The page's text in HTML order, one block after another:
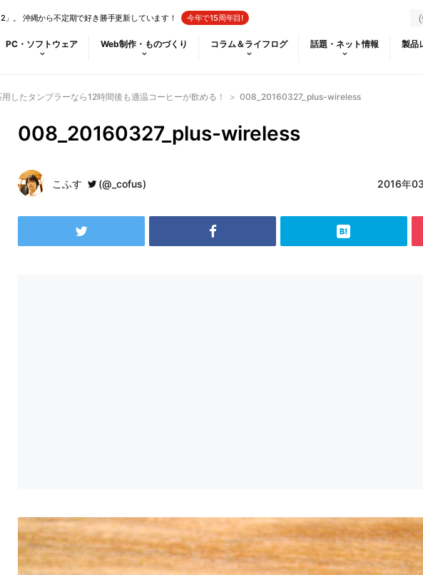
。 沖縄から不定期で好き勝手更新しています！ 今年で15周年目!
PC・ソフトウェア Web制作・ものづくり コラム＆ライフログ 話題・ネット情報 製品
したタンブラーなら12時間後も適温コーヒーが飲める！ > 008_20160327_plus-wireless
008_20160327_plus-wireless
こふす (@_cofus) 2016年